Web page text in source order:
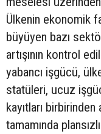
Ülkenin ekonomik
büyüyen bazı
artışının kontrol
yabancı işgücü,
statüleri, ucuz
kayıtları
tamamında